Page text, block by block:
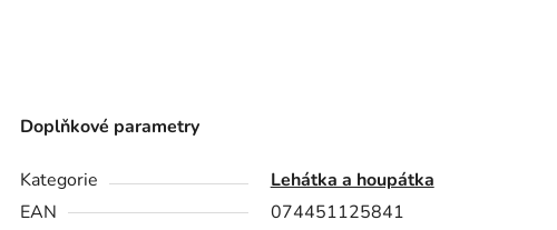
Doplňkové parametry
Kategorie
Lehátka a houpátka
EAN
074451125841